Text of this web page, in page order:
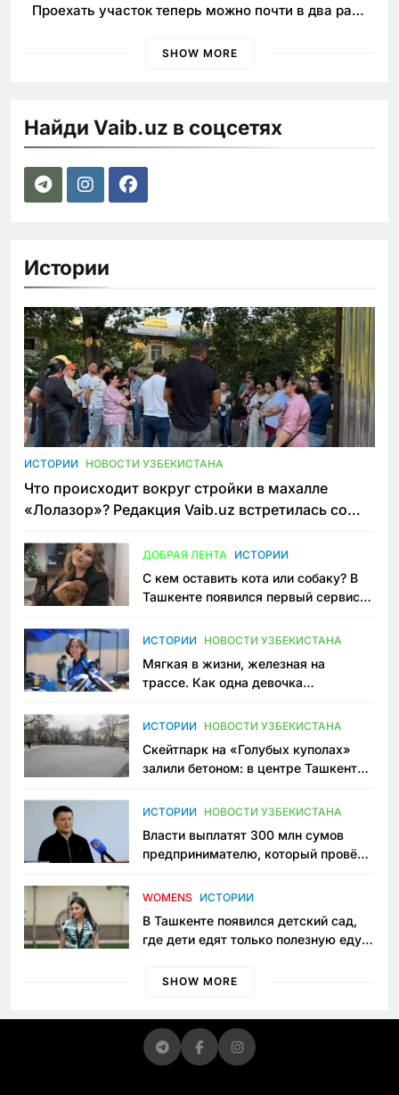
Проехать участок теперь можно почти в два раза
SHOW MORE
Найди Vaib.uz в соцсетях
Истории
ИСТОРИИ НОВОСТИ УЗБЕКИСТАНА
Что происходит вокруг стройки в махалле
«Лолазор»? Редакция Vaib.uz встретилась со
ДОБРАЯ ЛЕНТА ИСТОРИИ
С кем оставить кота или собаку? В
Ташкенте появился первый сервис
ИСТОРИИ НОВОСТИ УЗБЕКИСТАНА
Мягкая в жизни, железная на
трассе. Как одна девочка
Узбекистане
ИСТОРИИ НОВОСТИ УЗБЕКИСТАНА
Скейтпарк на «Голубых куполах»
залили бетоном: в центре Ташкента
пространство
ИСТОРИИ НОВОСТИ УЗБЕКИСТАНА
Власти выплатят 300 млн сумов
предпринимателю, который провёл
приговору
WOMENS ИСТОРИИ
В Ташкенте появился детский сад,
где дети едят только полезную еду.
просить «кашу без сахара»
SHOW MORE